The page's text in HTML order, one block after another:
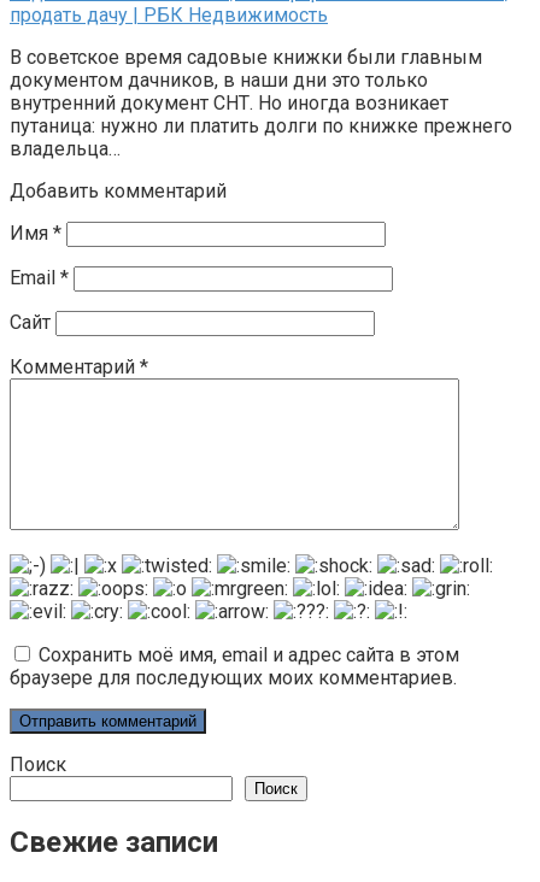
продать дачу | РБК Недвижимость
В советское время садовые книжки были главным
документом дачников, в наши дни это только
внутренний документ СНТ. Но иногда возникает
путаница: нужно ли платить долги по книжке прежнего
владельца…
Добавить комментарий
Имя *
Email *
Сайт
Комментарий *
Сохранить моё имя, email и адрес сайта в этом
браузере для последующих моих комментариев.
Поиск
Поиск
Свежие записи